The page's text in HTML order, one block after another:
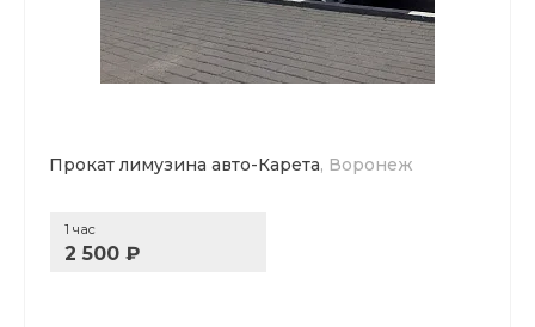
Прокат лимузина авто-Карета, Воронеж
1 час
2 500 ₽